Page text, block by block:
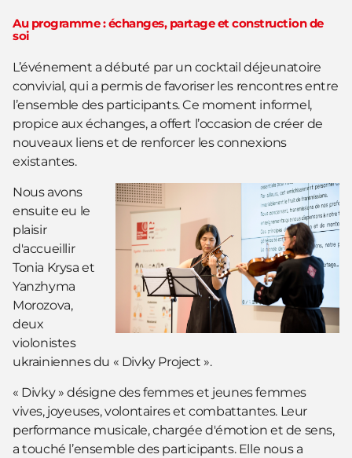
Au programme : échanges, partage et construction de
soi
L’événement a débuté par un cocktail déjeunatoire
convivial, qui a permis de favoriser les rencontres entre
l’ensemble des participants. Ce moment informel,
propice aux échanges, a offert l’occasion de créer de
nouveaux liens et de renforcer les connexions
existantes.
Nous avons
ensuite eu le
plaisir
d'accueillir
Tonia Krysa et
Yanzhyma
Morozova,
deux
violonistes
ukrainiennes du « Divky Project ».
« Divky » désigne des femmes et jeunes femmes
vives, joyeuses, volontaires et combattantes. Leur
performance musicale, chargée d'émotion et de sens,
a touché l’ensemble des participants. Elle nous a